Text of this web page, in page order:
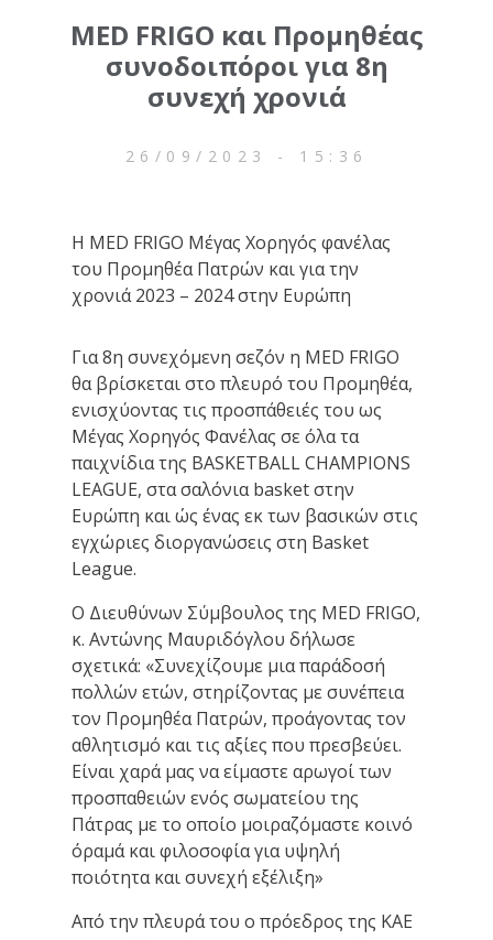
MED FRIGO και Προμηθέας
συνοδοιπόροι για 8η
συνεχή χρονιά
26/09/2023 - 15:36
Η MED FRIGO Μέγας Χορηγός φανέλας
του Προμηθέα Πατρών και για την
χρονιά 2023 – 2024 στην Ευρώπη
Για 8η συνεχόμενη σεζόν η MED FRIGO
θα βρίσκεται στο πλευρό του Προμηθέα,
ενισχύοντας τις προσπάθειές του ως
Μέγας Χορηγός Φανέλας σε όλα τα
παιχνίδια της BASKETBALL CHAMPIONS
LEAGUE, στα σαλόνια basket στην
Ευρώπη και ώς ένας εκ των βασικών στις
εγχώριες διοργανώσεις στη Basket
League.
Ο Διευθύνων Σύμβουλος της MED FRIGO,
κ. Αντώνης Μαυριδόγλου δήλωσε
σχετικά: «Συνεχίζουμε μια παράδοσή
πολλών ετών, στηρίζοντας με συνέπεια
τον Προμηθέα Πατρών, προάγοντας τον
αθλητισμό και τις αξίες που πρεσβεύει.
Είναι χαρά μας να είμαστε αρωγοί των
προσπαθειών ενός σωματείου της
Πάτρας με το οποίο μοιραζόμαστε κοινό
όραμά και φιλοσοφία για υψηλή
ποιότητα και συνεχή εξέλιξη»
Από την πλευρά του ο πρόεδρος της ΚΑΕ